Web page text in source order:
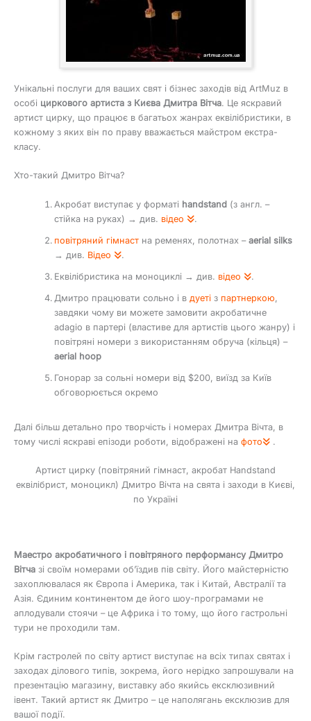
Унікальні послуги для ваших свят і бізнес заходів від ArtMuz в
особі циркового артиста з Києва Дмитра Вітча. Це яскравий
артист цирку, що працює в багатьох жанрах еквілібристики, в
кожному з яких він по праву вважається майстром екстра-
класу.
Хто-такий Дмитро Вітча?
Акробат виступає у форматі handstand (з англ. –
стійка на руках) → див. відео .
повітряний гімнаст на ременях, полотнах –aerial silks
→ див. Відео .
Еквілібристика на моноциклі → див. відео .
Дмитро працювати сольно і в дуеті з партнеркою,
завдяки чому ви можете замовити акробатичне
adagio в партері (властиве для артистів цього жанру) і
повітряні номери з використанням обруча (кільця) –
aerial hoop
Гонорар за сольні номери від $200, виїзд за Київ
обговорюється окремо
Далі більш детально про творчість і номерах Дмитра Вічта, в
тому числі яскраві епізоди роботи, відображені на фото .
Артист цирку (повітряний гімнаст, акробат Handstand
еквілібрист, моноцикл) Дмитро Вічта на свята і заходи в Києві,
по Україні
Маестро акробатичного і повітряного перформансу Дмитро
Вітча зі своїм номерами об’їздив пів світу. Його майстерністю
захоплювалася як Європа і Америка, так і Китай, Австралії та
Азія. Єдиним континентом де його шоу-програмами не
аплодували стоячи – це Африка і то тому, що його гастрольні
тури не проходили там.
Крім гастролей по світу артист виступає на всіх типах святах і
заходах ділового типів, зокрема, його нерідко запрошували на
презентацію магазину, виставку або якийсь ексклюзивний
івент. Такий артист як Дмитро – це наполягань ексклюзив для
вашої події.